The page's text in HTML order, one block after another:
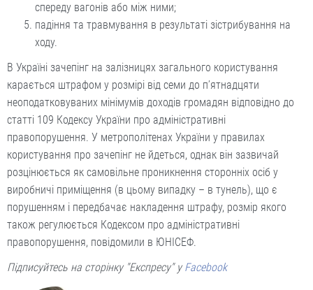
спереду вагонів або між ними;
падіння та травмування в результаті зістрибування на
ходу.
В Україні зачепінг на залізницях загального користування
карається штрафом у розмірі від семи до п’ятнадцяти
неоподатковуваних мінімумів доходів громадян відповідно до
статті 109 Кодексу України про адміністративні
правопорушення. У метрополітенах України у правилах
користування про зачепінг не йдеться, однак він зазвичай
розцінюється як самовільне проникнення сторонніх осіб у
виробничі приміщення (в цьому випадку – в тунель), що є
порушенням і передбачає накладення штрафу, розмір якого
також регулюється Кодексом про адміністративні
правопорушення, повідомили в ЮНІСЕФ.
Підписуйтесь на сторінку "Експресу" уFacebook